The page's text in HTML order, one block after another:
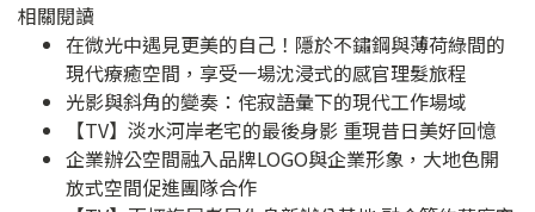
相關閱讀
在微光中遇見更美的自己！隱於不鏽鋼與薄荷綠間的
現代療癒空間，享受一場沈浸式的感官理髮旅程
光影與斜角的變奏：侘寂語彙下的現代工作場域
【TV】淡水河岸老宅的最後身影 重現昔日美好回憶
企業辦公空間融入品牌LOGO與企業形象，大地色開
放式空間促進團隊合作